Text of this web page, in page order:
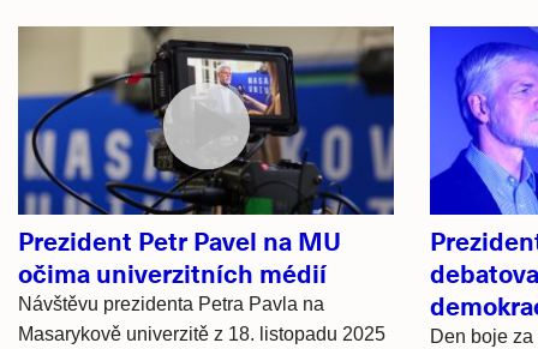
Související
články
Prezident Petr Pavel na MU
očima univerzitních médií
Návštěvu prezidenta Petra Pavla na
Masarykově univerzitě z 18. listopadu 2025
Den boje